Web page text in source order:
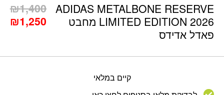
ADIDAS METALBONE RESERVE
LIMITED EDITION 2026 מחבט
פאדל אדידס
₪1,400
המחיר
₪1,400.
₪1,250
קיים במלאי